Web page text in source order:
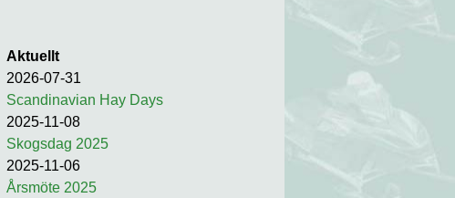
Aktuellt
2026-07-31
Scandinavian Hay Days
2025-11-08
Skogsdag 2025
2025-11-06
Årsmöte 2025